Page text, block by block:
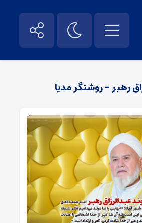
رهبر - روشنگر مدیا